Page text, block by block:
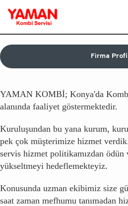
Firma
YAMAN KOMBİ; Konya'da Kombi
alanında faaliyet göstermektedir.
Kuruluşundan bu yana kurum,
pek çok müşterimize hizmet
servis hizmet politikamızdan ödün
yükseltmeyi hedeflemekteyiz.
Konusunda uzman ekibimiz size
saat zaman mefhumu tanımadan